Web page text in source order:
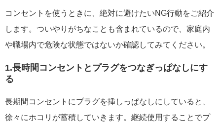
コンセントを使うときに、絶対に避けたいNG行動をご紹介
します。ついやりがちなことも含まれているので、家庭内
や職場内で危険な状態ではないか確認してみてください。
1.長時間コンセントとプラグをつなぎっぱなしにす
る
長期間コンセントにプラグを挿しっぱなしにしていると、
徐々にホコリが蓄積していきます。継続使用することでプ